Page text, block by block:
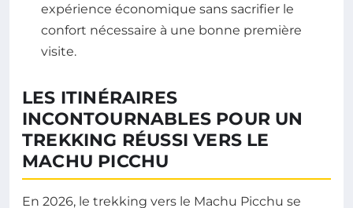
expérience économique sans sacrifier le
confort nécessaire à une bonne première
visite.
LES ITINÉRAIRES
INCONTOURNABLES POUR UN
TREKKING RÉUSSI VERS LE
MACHU PICCHU
En 2026, le trekking vers le Machu Picchu se